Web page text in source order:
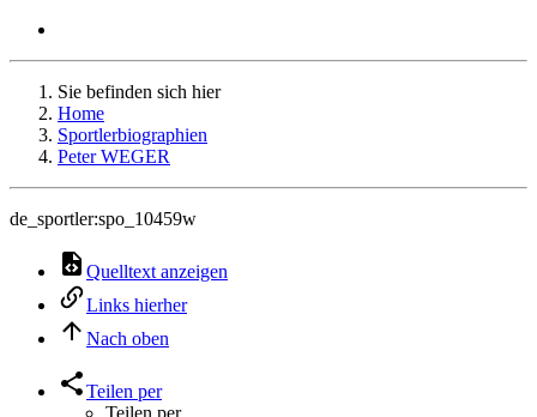
Sie befinden sich hier
Home
Sportlerbiographien
Peter WEGER
de_sportler:spo_10459w
Quelltext anzeigen
Links hierher
Nach oben
Teilen per
Teilen per...